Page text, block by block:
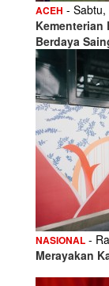
ACEH -
Kementerian
Berdaya
NASIONAL -
Merayakan